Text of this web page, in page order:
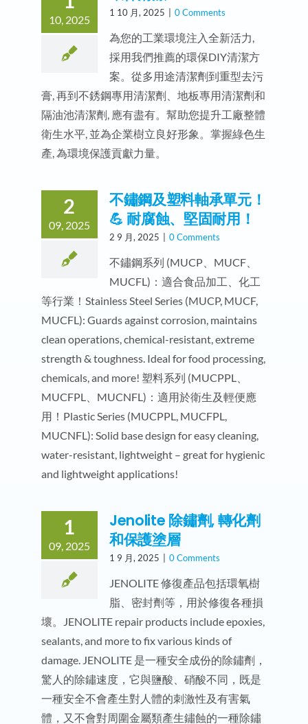
10, 2025
1 10 月, 2025 0 Comments
為您的工業環境注入全新活力,
採用我們推薦的環保DIY清潔方
案。從多用途清潔劑到重型去污
膏, 再到不銹鋼專用清潔劑、地板專用清潔劑和
隔油池清潔劑, 應有盡有。幫助您提升工廠整體
衛生水平, 並為企業樹立良好形象。掌握綠色生
產, 為環境保護貢獻力量。
2
09, 2025
不鏽鋼及塑料軸承單元！
💪 耐腐蝕、堅固耐用！
2 9 月, 2025 0 Comments
不鏽鋼系列 (MUCP、MUCF、
MUCFL)：適合食品加工、化工
等行業！Stainless Steel Series (MUCP, MUCF,
MUCFL): Guards against corrosion, maintains
clean operations, chemical-resistant, extreme
strength & toughness. Ideal for food processing,
chemicals, and more! 塑料系列 (MUCPPL、
MUCFPL、MUCNFL)：適用於衛生及輕便應
用！Plastic Series (MUCPPL, MUCFPL,
MUCNFL): Solid base design for easy cleaning,
water-resistant, lightweight – great for hygienic
and lightweight applications!
1
09, 2025
Jenolite 除鏽劑, 轉化劑
和保護塗層
1 9 月, 2025 0 Comments
JENOLITE 修復產品包括環氧樹
脂、密封劑等，用於修復各種損
壞。JENOLITE repair products include epoxies,
sealants, and more to fix various kinds of
damage. JENOLITE 是一種安全成份的除鏽劑，
驚人的除鏽速度，它與鹽酸、硝酸不同，既是
一種安全不會產生對人體的刺激性及有害氣
體，又不會對周圍金屬類產生鏽蝕的一種除鏽